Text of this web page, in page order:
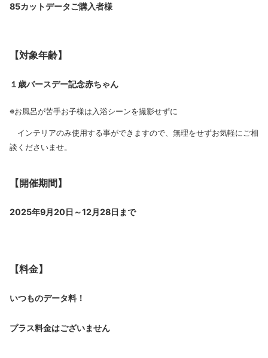
85カットデータご購入者様
【対象年齢】
１歳バースデー記念赤ちゃん
※お風呂が苦手お子様は入浴シーンを撮影せずに
インテリアのみ使用する事ができますので、無理をせずお気軽にご相
談くださいませ。
【開催期間】
2025年9月20日～12月28日まで
【料金】
いつものデータ料！
プラス料金はございません